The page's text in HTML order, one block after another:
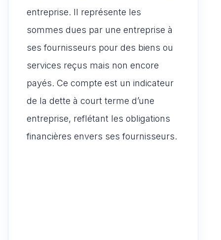
entreprise. Il représente les
sommes dues par une entreprise à
ses fournisseurs pour des biens ou
services reçus mais non encore
payés. Ce compte est un indicateur
de la dette à court terme d’une
entreprise, reflétant les obligations
financières envers ses fournisseurs.